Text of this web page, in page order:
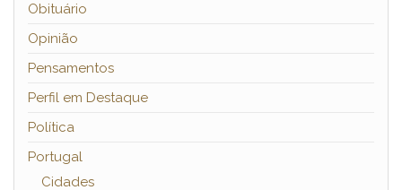
Obituário
Opinião
Pensamentos
Perfil em Destaque
Política
Portugal
Cidades